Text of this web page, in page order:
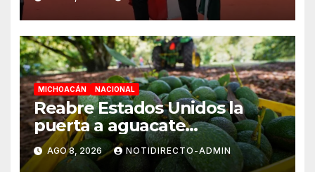
MICHOACÁN NACIONAL
Reabre Estados Unidos la
puerta a aguacate
michoacano de forma
“gradual”
AGO 8, 2026 NOTIDIRECTO-ADMIN